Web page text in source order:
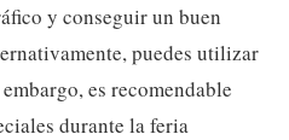
y conseguir un buen
puedes utilizar
es recomendable
durante la feria